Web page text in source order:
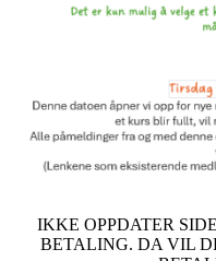
IKKE OPPDATER
BETALING. DA VIL